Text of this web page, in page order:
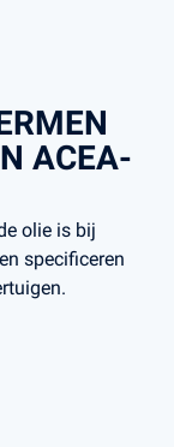
ACEA-
olie is bij
specificeren